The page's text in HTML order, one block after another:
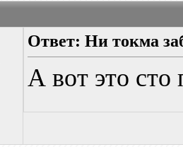
Ответ: Ни токма
А вот это сто